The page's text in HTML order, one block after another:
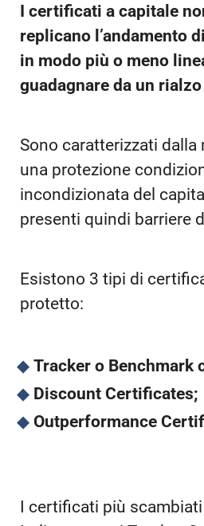
I certificati a capitale
replicano l’andamento
in modo più o meno
guadagnare da un
Sono caratterizzati dalla
una protezione
incondizionata del
presenti quindi barriere
Esistono 3 tipi di
protetto:
Tracker o Benchmark
Discount Certificates;
Outperformance
I certificati più